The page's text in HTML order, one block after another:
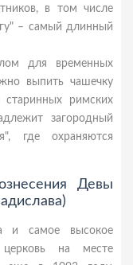
в том числе
– самый длинный
для временных
выпить чашечку
римских
загородный
где охраняются
Девы
и самое высокое
на месте